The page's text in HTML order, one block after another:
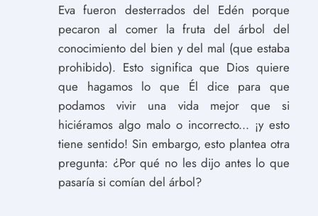
Eva fueron desterrados del Edén porque
pecaron al comer la fruta del árbol del
conocimiento del bien y del mal (que estaba
prohibido). Esto significa que Dios quiere
que hagamos lo que Él dice para que
podamos vivir una vida mejor que si
hiciéramos algo malo o incorrecto... ¡y esto
tiene sentido! Sin embargo, esto plantea otra
pregunta: ¿Por qué no les dijo antes lo que
pasaría si comían del árbol?